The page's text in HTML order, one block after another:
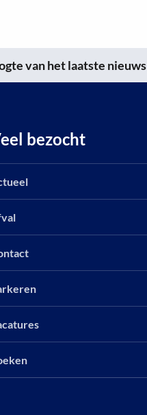
van het laatste nieuws
bezocht